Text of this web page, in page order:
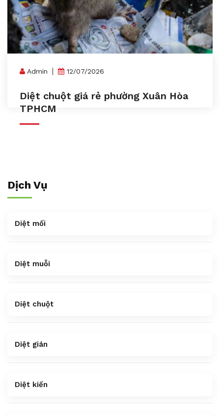
Admin 12/07/2026
Diệt chuột giá rẻ phường Xuân Hòa
TPHCM
Dịch Vụ
Diệt mối
Diệt muỗi
Diệt chuột
Diệt gián
Diệt kiến